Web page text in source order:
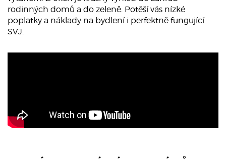
rodinných domů a do zeleně. Potěší vás nízké
poplatky a náklady na bydlení i perfektně fungující
SVJ.